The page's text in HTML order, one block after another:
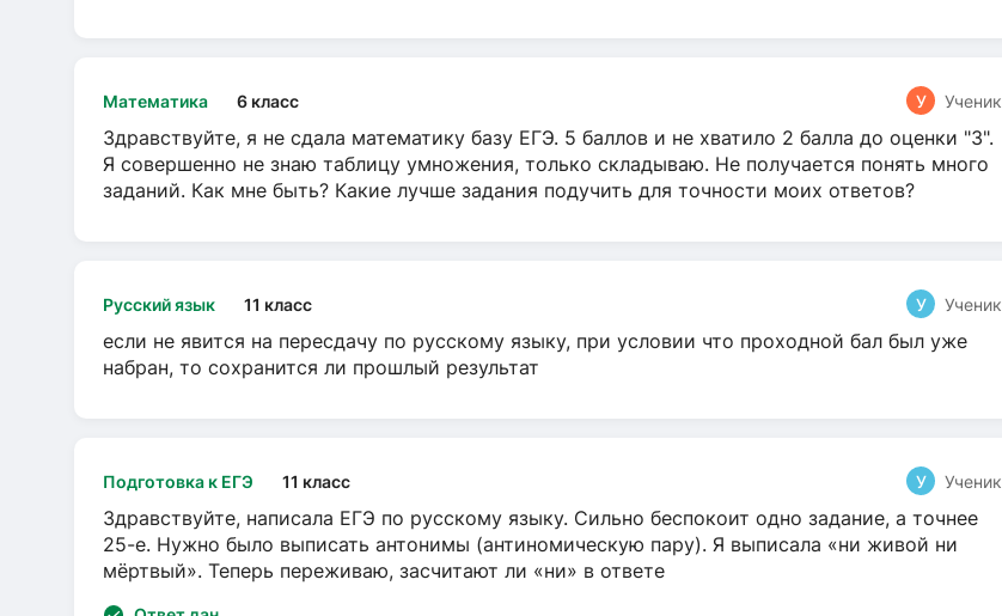
Математика 6 класс У Ученик
Здравствуйте, я не сдала математику базу ЕГЭ. 5 баллов и не хватило 2 балла до оценки "3".
Я совершенно не знаю таблицу умножения, только складываю. Не получается понять много
заданий. Как мне быть? Какие лучше задания подучить для точности моих ответов?
Русский язык 11 класс У Ученик
если не явится на пересдачу по русскому языку, при условии что проходной бал был уже
набран, то сохранится ли прошлый результат
Подготовка к ЕГЭ 11 класс У Ученик
Здравствуйте, написала ЕГЭ по русскому языку. Сильно беспокоит одно задание, а точнее
25-е. Нужно было выписать антонимы (антиномическую пару). Я выписала «ни живой ни
мёртвый». Теперь переживаю, засчитают ли «ни» в ответе